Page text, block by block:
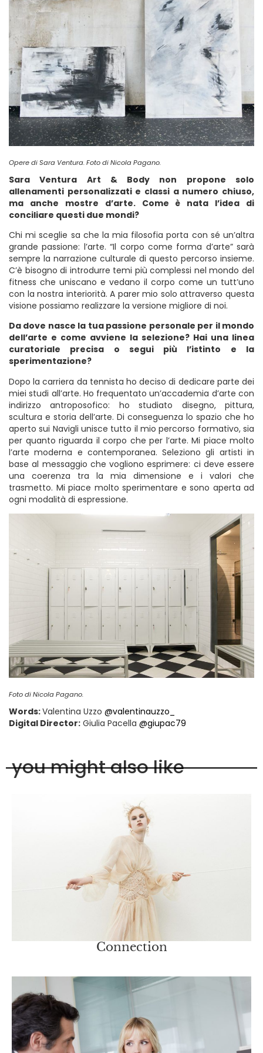
Opere di Sara Ventura. Foto di Nicola Pagano.
Sara Ventura Art & Body non propone solo
allenamenti personalizzati e classi a numero chiuso,
ma anche mostre d’arte. Come è nata l’idea di
conciliare questi due mondi?
Chi mi sceglie sa che la mia filosofia porta con sé un’altra
grande passione: l’arte. “Il corpo come forma d’arte” sarà
sempre la narrazione culturale di questo percorso insieme.
C’è bisogno di introdurre temi più complessi nel mondo del
fitness che uniscano e vedano il corpo come un tutt’uno
con la nostra interiorità. A parer mio solo attraverso questa
visione possiamo realizzare la versione migliore di noi.
Da dove nasce la tua passione personale per il mondo
dell’arte e come avviene la selezione? Hai una linea
curatoriale precisa o segui più l’istinto e la
sperimentazione?
Dopo la carriera da tennista ho deciso di dedicare parte dei
miei studi all’arte. Ho frequentato un’accademia d’arte con
indirizzo antroposofico: ho studiato disegno, pittura,
scultura e storia dell’arte. Di conseguenza lo spazio che ho
aperto sui Navigli unisce tutto il mio percorso formativo, sia
per quanto riguarda il corpo che per l’arte. Mi piace molto
l’arte moderna e contemporanea. Seleziono gli artisti in
base al messaggio che vogliono esprimere: ci deve essere
una coerenza tra la mia dimensione e i valori che
trasmetto. Mi piace molto sperimentare e sono aperta ad
ogni modalità di espressione.
Foto di Nicola Pagano.
Words:Valentina Uzzo @valentinauzzo_
Digital Director: Giulia Pacella @giupac79
you might also like
Connection